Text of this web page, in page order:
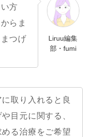
Liruu編集
部・fumi
方
らま
つげ
取り入れると良
目元に関する、
る治療をご希望